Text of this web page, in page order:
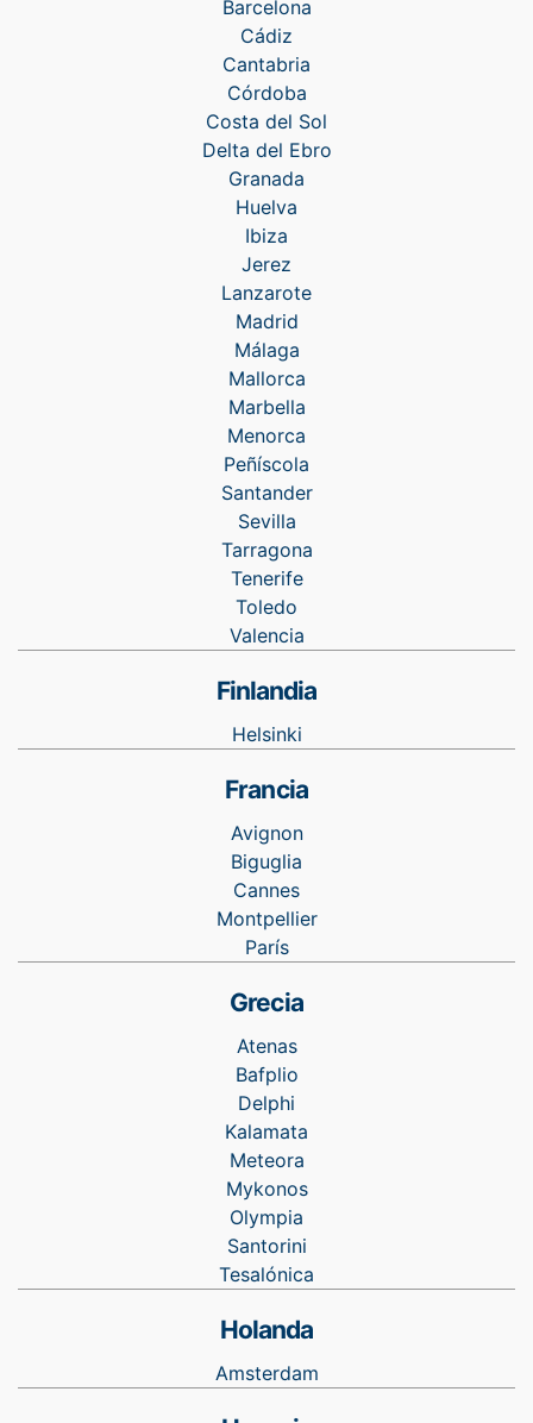
Barcelona
Cádiz
Cantabria
Córdoba
Costa del Sol
Delta del Ebro
Granada
Huelva
Ibiza
Jerez
Lanzarote
Madrid
Málaga
Mallorca
Marbella
Menorca
Peñíscola
Santander
Sevilla
Tarragona
Tenerife
Toledo
Valencia
Finlandia
Helsinki
Francia
Avignon
Biguglia
Cannes
Montpellier
París
Grecia
Atenas
Bafplio
Delphi
Kalamata
Meteora
Mykonos
Olympia
Santorini
Tesalónica
Holanda
Amsterdam